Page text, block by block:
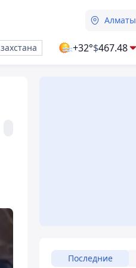
Алматы
+32°$467.48
Последние